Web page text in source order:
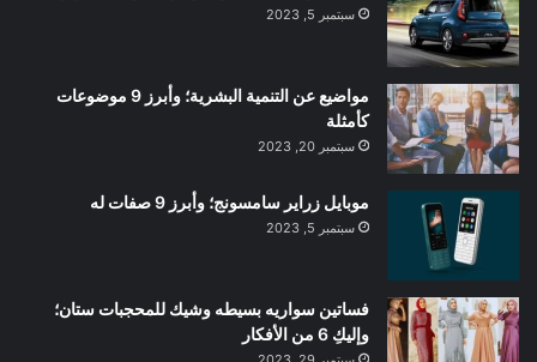
سبتمبر 5, 2023
مواضيع عن التنمية البشرية؛ وأبرز 9 موضوعات
كأمثلة
سبتمبر 20, 2023
موبايل زراير سامسونج؛ وأبرز 9 صفات له
سبتمبر 5, 2023
فساتين سواريه بسيطه وشيك للمحجبات ستان؛
وإليكِ 6 من الأفكار